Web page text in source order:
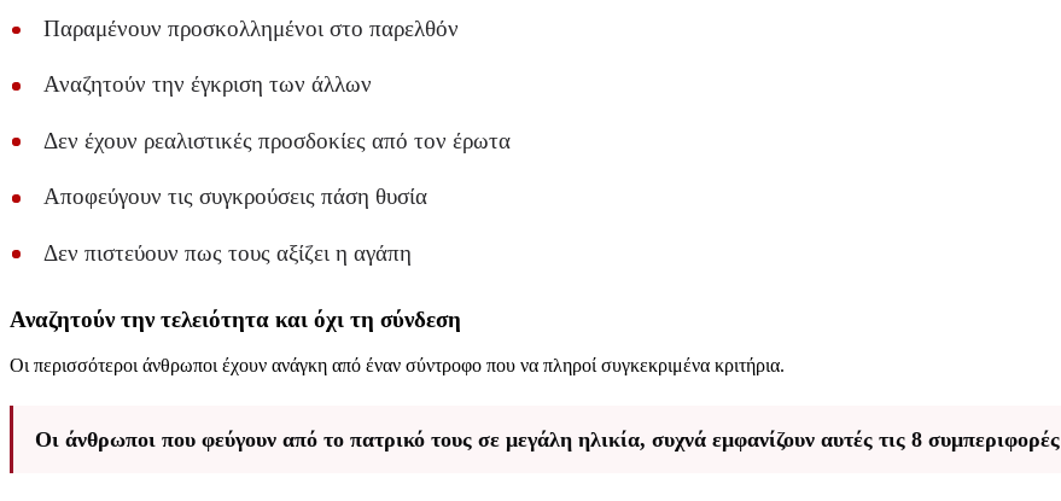
Παραμένουν προσκολλημένοι στο παρελθόν
Αναζητούν την έγκριση των άλλων
Δεν έχουν ρεαλιστικές προσδοκίες από τον έρωτα
Αποφεύγουν τις συγκρούσεις πάση θυσία
Δεν πιστεύουν πως τους αξίζει η αγάπη
Αναζητούν την τελειότητα και όχι τη σύνδεση
Οι περισσότεροι άνθρωποι έχουν ανάγκη από έναν σύντροφο που να πληροί συγκεκριμένα κριτήρια.
Οι άνθρωποι που φεύγουν από το πατρικό τους σε μεγάλη ηλικία, συχνά εμφανίζουν αυτές τις 8 συμπεριφορές